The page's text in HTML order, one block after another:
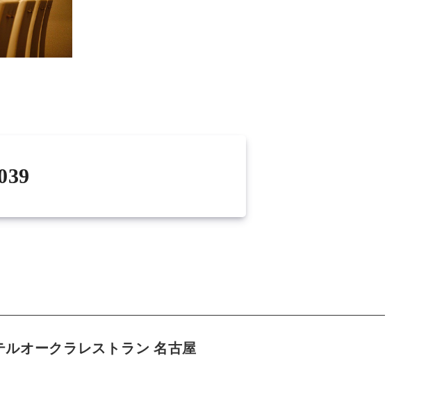
ルオークラレストラン 名古屋